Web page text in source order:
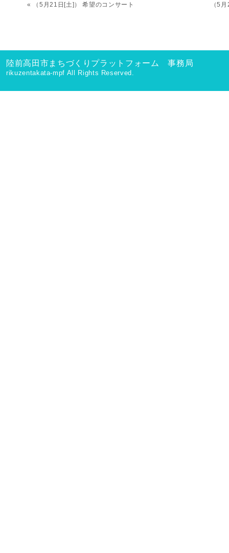
« （5月21日[土]） 希望のコンサート （5
陸前高田市まちづくりプラットフォーム 事務局
rikuzentakata-mpf All Rights Reserved.